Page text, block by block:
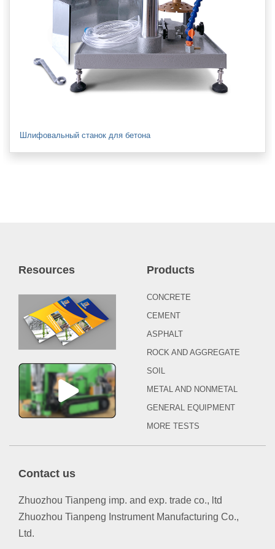
Шлифовальный станок для бетона
Resources Products
CONCRETE
CEMENT
ASPHALT
ROCK AND AGGREGATE
SOIL
METAL AND NONMETAL
GENERAL EQUIPMENT
MORE TESTS
Contact us
Zhuozhou Tianpeng imp. and exp. trade co., ltd
Zhuozhou Tianpeng Instrument Manufacturing Co.,
Ltd.